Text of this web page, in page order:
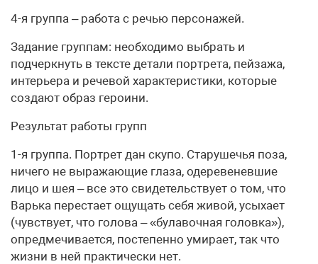
4-я группа – работа с речью персонажей.
Задание группам: необходимо выбрать и
подчеркнуть в тексте детали портрета, пейзажа,
интерьера и речевой характеристики, которые
создают образ героини.
Результат работы групп
1-я группа. Портрет дан скупо. Старушечья поза,
ничего не выражающие глаза, одеревеневшие
лицо и шея – все это свидетельствует о том, что
Варька перестает ощущать себя живой, усыхает
(чувствует, что голова – «булавочная головка»),
опредмечивается, постепенно умирает, так что
жизни в ней практически нет.